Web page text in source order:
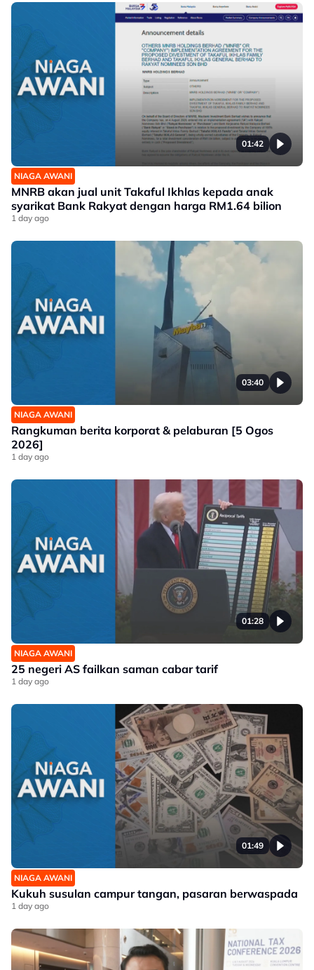
01:42
NIAGA AWANI
MNRB akan jual unit Takaful Ikhlas kepada anak
syarikat Bank Rakyat dengan harga RM1.64 bilion
1 day ago
03:40
NIAGA AWANI
Rangkuman berita korporat & pelaburan [5 Ogos
2026]
1 day ago
01:28
NIAGA AWANI
25 negeri AS failkan saman cabar tarif
1 day ago
01:49
NIAGA AWANI
Kukuh susulan campur tangan, pasaran berwaspada
1 day ago